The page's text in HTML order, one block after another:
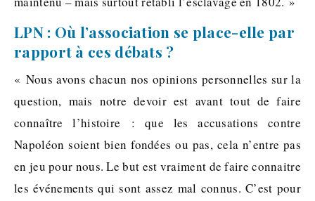
LPN : Où l’association se place-elle par
rapport à ces débats ?
« Nous avons chacun nos opinions personnelles sur la
question, mais notre devoir est avant tout de faire
connaître l’histoire : que les accusations contre
Napoléon soient bien fondées ou pas, cela n’entre pas
en jeu pour nous. Le but est vraiment de faire connaitre
les événements qui sont assez mal connus. C’est pour